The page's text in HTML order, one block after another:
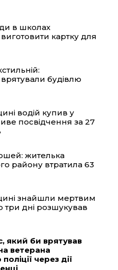
в школах
картку для
будівлю
водій купив у
посвідчення за 27
жителька
району втратила 63
знайшли мертвим
три дні розшукував
який би врятував
ветерана
через дії